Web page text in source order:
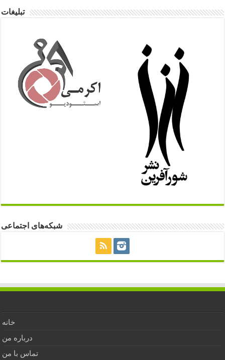
تبلیغات
شبکه‌های اجتماعی
خانه
درباره من
تماس با من